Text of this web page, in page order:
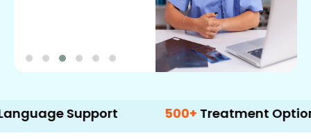
Support 500+ Treatment Options